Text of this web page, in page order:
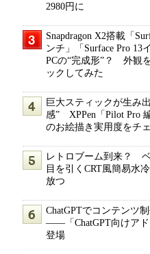
2980円に
Snapdragon X2搭載「
ンチ」「Surface Pro 13
PCの“完成形”？ 外観
ックしてみた
巨大スティックが生み
感” XPPen「Pilot Pro
のお絵描き実用度をチ
レトロブーム到来？
目を引くCRT風簡易水
放つ
ChatGPTでコンテンツ
――「ChatGPT向けア
登場